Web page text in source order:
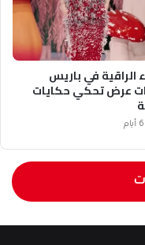
الراقية في باريس
عرض تحكي حكايات